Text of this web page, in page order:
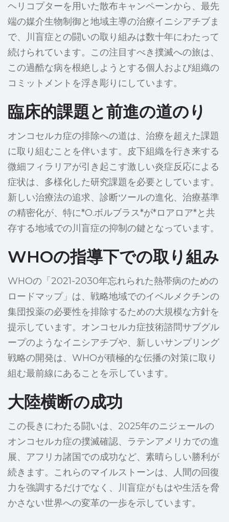
ヘリコプターを用いた散布キャンペーンから、最先
端の媒介生物制御と地域主導の治療イニシアチブま
で、川盲症との闘いの取り組みは数十年にわたって
続けられています。この注目すべき撲滅への旅は、
この過酷な病を根絶しようとする個人および組織の
コミットメントを浮き彫りにしています。
臨床的課題と前進の道のり
オンコセルカ症の排除への道は、治療を超えた課題
に取り組むことを伴います。皮下組織を行き来する
微細フィラリアが引き起こす激しい炎症反応による
症状は、多様化した研究課題を必要としています。
新しい治療法の追求、診断ツールの進化、治療基準
の精密化が、特に*O.ボルブラス*が*ロアロア*と共
存する地域での川盲症の抑制の鍵となっています。
WHOの指導下での取り組み
WHOの「2021-2030年忘れられた熱帯病のための
ロードマップ」は、戦略地域でのイベルメクチンの
集団投薬の必要性を排除するための大規模な方針を
提示しています。オンコセルカ症技術諮問サブグル
ープのようなイニシアチブや、新しいサンプリング
戦略の開発は、WHOが積極的な伝播の対策に取り
組む最前線にあることを示しています。
大陸横断の成功
この長きにわたる闘いは、2025年のニジェールの
オンコセルカ症の撲滅確認、ラテンアメリカでの進
展、アフリカ諸国での成功など、素晴らしい勝利が
続きます。これらのマイルストーンは、人間の回復
力を強調するだけでなく、川盲症がもはや生活を脅
かさない世界への変革の一歩を示しています。